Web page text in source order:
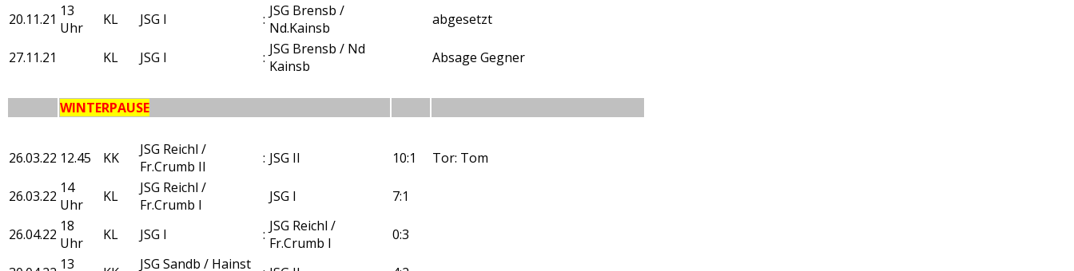
20.11.21 13
Uhr
KL JSG I : JSG Brensb /
Nd.Kainsb
abgesetzt
27.11.21 KL JSG I : JSG Brensb / Nd
Kainsb
Absage Gegner
WINTERPAUSE
26.03.22 12.45 KK
JSG Reichl /
Fr.Crumb II
: JSG II 10:1 Tor: Tom
26.03.22 14
Uhr
KL
JSG Reichl /
Fr.Crumb I
JSG I 7:1
26.04.22 18
Uhr
KL JSG I : JSG Reichl /
Fr.Crumb I
0:3
13 JSG Sandb / Hainst